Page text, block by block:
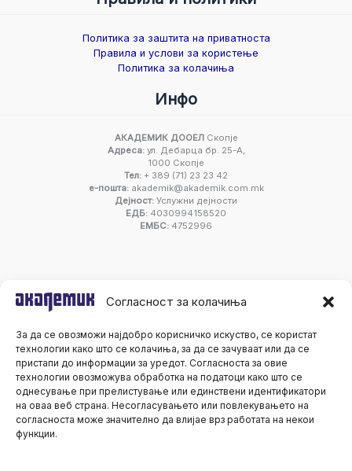
Согласност за колачиња
За да се овозможи најдобро корисничко искуство, се користат
технологии како што се колачиња, за да се зачуваат или да се
пристапи до информации за уредот. Согласноста за овие
технологии овозможува обработка на податоци како што се
однесување при прелистување или единствени идентификатори
на оваа веб страна. Несогласувањето или повлекувањето на
согласноста може значително да влијае врз работата на некои
функции.
Политика за заштита на приватноста
Правила и услови за користење
Политика за колачиња
Инфо
АКАДЕМИК ДООЕЛСкопје
Адреса:ул. Дебарца бр. 25-А,
1000 Скопје
Тел: + 389 (71) 23 23 42
е-пошта:akademik@akademik.com.mk
Дејност: Услужни дејности
ЕДБ: 4030994158520
ЕМБС: 4752996